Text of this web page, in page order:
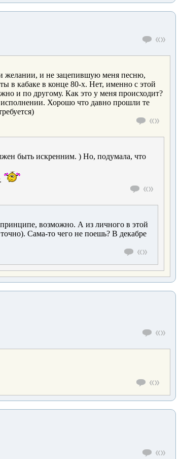
желании, и не зацепившую меня песню,
в кабаке в конце 80-х. Нет, именно с этой
и по другому. Как это у меня происходит?
исполнении. Хорошо что давно прошли те
быть искренним. ) Но, подумала, что
возможно. А из личного в этой
Сама-то чего не поешь? В декабре